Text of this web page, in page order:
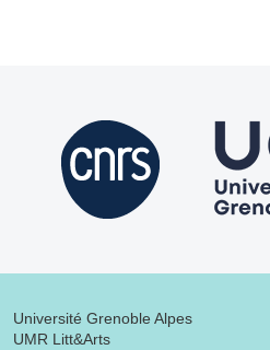
Université Grenoble Alpes
UMR Litt&Arts